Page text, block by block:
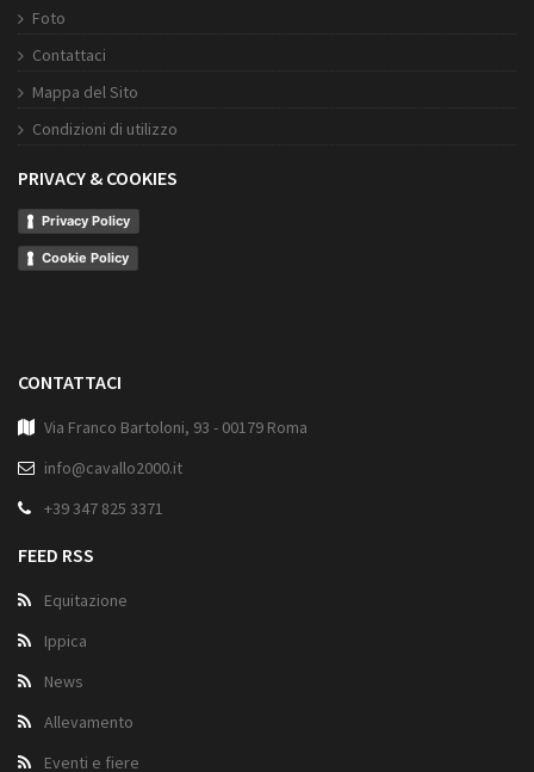
Foto
Contattaci
Mappa del Sito
Condizioni di utilizzo
PRIVACY & COOKIES
Privacy Policy
Cookie Policy
CONTATTACI
Via Franco Bartoloni, 93 - 00179 Roma
info@cavallo2000.it
+39 347 825 3371
FEED RSS
Equitazione
Ippica
News
Allevamento
Eventi e fiere